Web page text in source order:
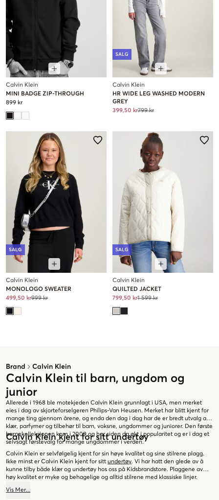
Brand Calvin Klein
Calvin Klein til barn, ungdom og
junior
Allerede i 1968 ble motekjeden Calvin Klein grunnlagt i USA, men merket
eies i dag av skjorteforselgeren Philips-Van Heusen. Merket har blitt kjent for
mange ting gjennom årene, og enda den dag i dag har de er bredt utvalg av
klær, parfymer og tilbehør til barn, voksne, ungdommer og juniorer. Den første
barnekolleksjonen kom i 2009 og har siden da økt i popularitet og er i dag et
selvsagt førstevalg for mange ungdommer i verden.
Calvin Klein kjent for sitt undertøy
Calvin Klein er selvfølgelig kjent for sin høye kvalitet og sine stilrene plagg.
Ikke minst er Calvin Klein kjent for sitt undertøy. Vi har hatt den glede av å
kunne tilby både klær og undertøy hos oss på Kidsbrandstore. Plaggene av
høy kvalitet er myke og behagelige og alltid stilrene med klassiske linjer.
Vis Mer...
Calvin Klein
MINI BADGE ZIP-THROUGH
899 kr
SALG
Calvin Klein
HR WIDE LEG WASHED MODERN
GREY
399,50 kr799 kr
SALG
Calvin Klein
MONOLOGO SWEATER
499,50 kr999 kr
SALG
Calvin Klein
QUILTED JACKET
799,50 kr1 599 kr